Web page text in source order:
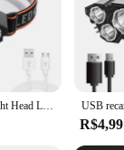
11 LED Farol Strong Light Head Lamp USB recarregável Farol Embutido 18650 Bateria Pesca Lanterna Lanterna ao ar livre
R$4,99